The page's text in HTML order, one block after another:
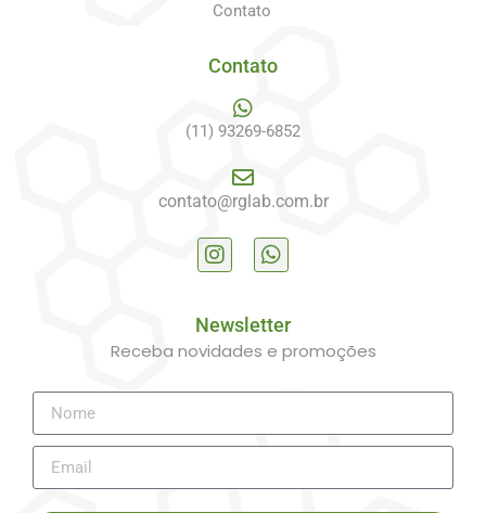
Contato
Contato
(11) 93269-6852
contato@rglab.com.br
Newsletter
Receba novidades e promoções